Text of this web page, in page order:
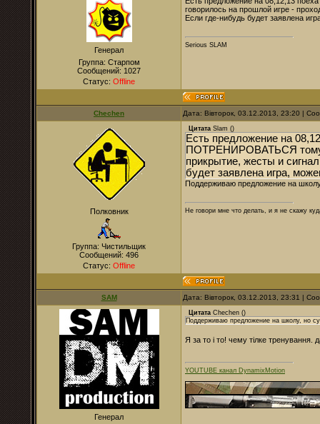
Генерал
Группа: Старпом
Сообщений: 1027
Статус: Offline
говорилось на прошлой игре -
Если где-нибудь будет заявлена
Serious SLAM
Chechen Дата: Вівторок, 03.12.2013, 23:20 |
Полковник
Группа: Чистильщик
Сообщений: 496
Статус: Offline
Цитата Slam ()
Есть предложение на
ПОТРЕНИРОВАТЬСЯ тому,
прикрытие, жесты и
будет заявлена игра,
Поддерживаю предложение на
Не говори мне что делать, и я не скажу
SAM Дата: Вівторок, 03.12.2013, 23:31 |
Генерал
Цитата Chechen ()
Поддерживаю предложение на школу, но
Я за то і то! чему тілке
YOUTUBE канал DynamixMotion